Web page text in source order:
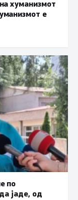
хуманизмот
е
по
јаде, од